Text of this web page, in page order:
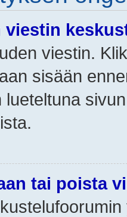
viestin
viestin.
sisään
lueteltuna
tai poista